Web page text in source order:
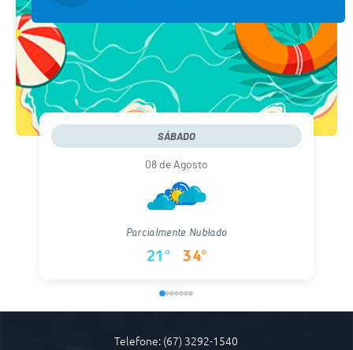
SÁBADO
08 de Agosto
Parcialmente Nublado
21° 34°
Telefone: (67) 3292-1540